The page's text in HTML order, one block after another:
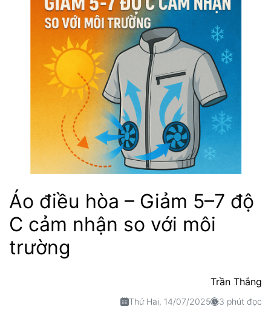
Áo điều hòa – Giảm 5–7 độ
C cảm nhận so với môi
trường
Trần Thắng
Thứ Hai, 14/07/2025 3 phút đọc